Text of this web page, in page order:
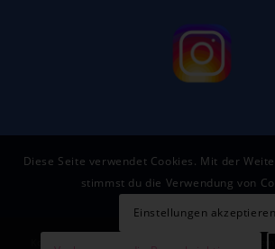
Diese Seite verwendet Cookies. Mit der
stimmst du die Verwendung von
Einstellungen akzeptieren